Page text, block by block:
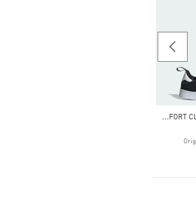
ح
ذاء للأطفال SUPERSTAR 360 COMFORT CLOSURE